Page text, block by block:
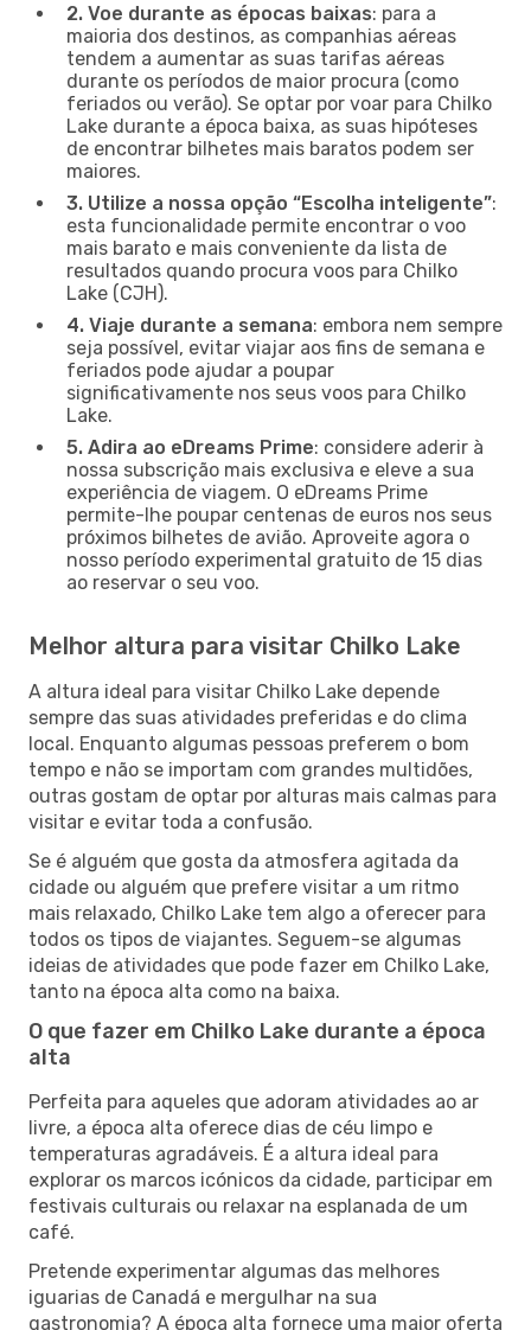
2. Voe durante as épocas baixas: para a
maioria dos destinos, as companhias aéreas
tendem a aumentar as suas tarifas aéreas
durante os períodos de maior procura (como
feriados ou verão). Se optar por voar para Chilko
Lake durante a época baixa, as suas hipóteses
de encontrar bilhetes mais baratos podem ser
maiores.
3. Utilize a nossa opção “Escolha inteligente”:
esta funcionalidade permite encontrar o voo
mais barato e mais conveniente da lista de
resultados quando procura voos para Chilko
Lake (CJH).
4. Viaje durante a semana: embora nem sempre
seja possível, evitar viajar aos fins de semana e
feriados pode ajudar a poupar
significativamente nos seus voos para Chilko
Lake.
5. Adira ao eDreams Prime: considere aderir à
nossa subscrição mais exclusiva e eleve a sua
experiência de viagem. O eDreams Prime
permite-lhe poupar centenas de euros nos seus
próximos bilhetes de avião. Aproveite agora o
nosso período experimental gratuito de 15 dias
ao reservar o seu voo.
Melhor altura para visitar Chilko Lake
A altura ideal para visitar Chilko Lake depende
sempre das suas atividades preferidas e do clima
local. Enquanto algumas pessoas preferem o bom
tempo e não se importam com grandes multidões,
outras gostam de optar por alturas mais calmas para
visitar e evitar toda a confusão.
Se é alguém que gosta da atmosfera agitada da
cidade ou alguém que prefere visitar a um ritmo
mais relaxado, Chilko Lake tem algo a oferecer para
todos os tipos de viajantes. Seguem-se algumas
ideias de atividades que pode fazer em Chilko Lake,
tanto na época alta como na baixa.
O que fazer em Chilko Lake durante a época
alta
Perfeita para aqueles que adoram atividades ao ar
livre, a época alta oferece dias de céu limpo e
temperaturas agradáveis. É a altura ideal para
explorar os marcos icónicos da cidade, participar em
festivais culturais ou relaxar na esplanada de um
café.
Pretende experimentar algumas das melhores
iguarias de Canadá e mergulhar na sua
gastronomia? A época alta fornece uma maior oferta